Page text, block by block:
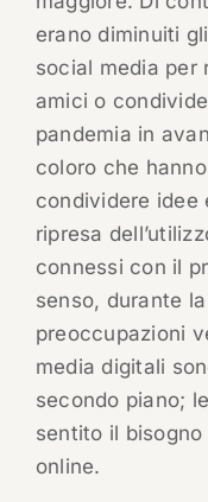
erano diminuiti
social media per
amici o
pandemia in
coloro che
condividere idee
ripresa
connessi con il
senso, durante
preoccupazioni
media digitali
secondo piano;
sentito il
online.